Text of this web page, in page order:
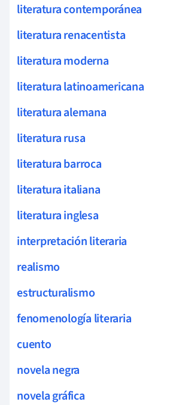
literatura contemporánea
literatura renacentista
literatura moderna
literatura latinoamericana
literatura alemana
literatura rusa
literatura barroca
literatura italiana
literatura inglesa
interpretación literaria
realismo
estructuralismo
fenomenología literaria
cuento
novela negra
novela gráfica